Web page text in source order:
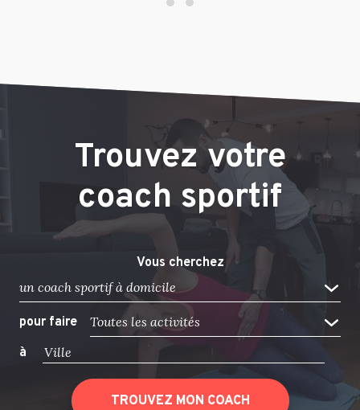
Trouvez votre
coach sportif
Vous cherchez
un coach sportif à domicile
pour faire
Toutes les activités
à
TROUVEZ MON COACH